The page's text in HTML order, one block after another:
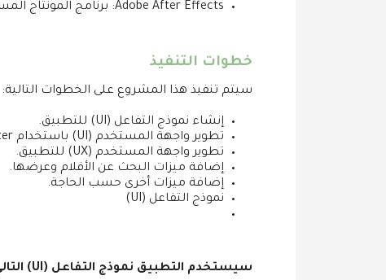
Adobe After Effects: برنامج المونتاج المستخدم لإنشاء الرسومات المتحركة.
خطوات التنفيذ
سيتم تنفيذ هذا المشروع على الخطوات التالية:
إنشاء نموذج التفاعل (UI) للتطبيق.
تطوير واجهة المستخدم (UI) باستخدام Flutter.
تطوير واجهة المستخدم (UX) للتطبيق.
إضافة ميزات البحث عن الأفلام وعرضها.
إضافة ميزات أخرى حسب الحاجة.
نموذج التفاعل (UI)
سيستخدم التطبيق نموذج التفاعل (UI) التالي: